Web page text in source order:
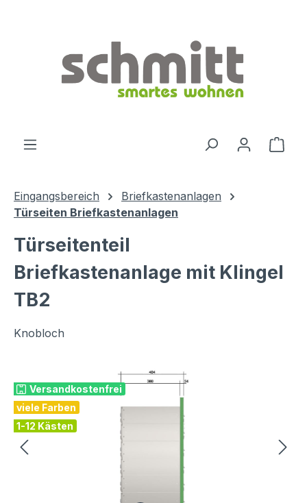
Eingangsbereich
Briefkastenanlagen
Türseiten Briefkastenanlagen
Türseitenteil
Briefkastenanlage mit Klingel
TB2
Knobloch
Versandkostenfrei
viele Farben
1-12 Kästen